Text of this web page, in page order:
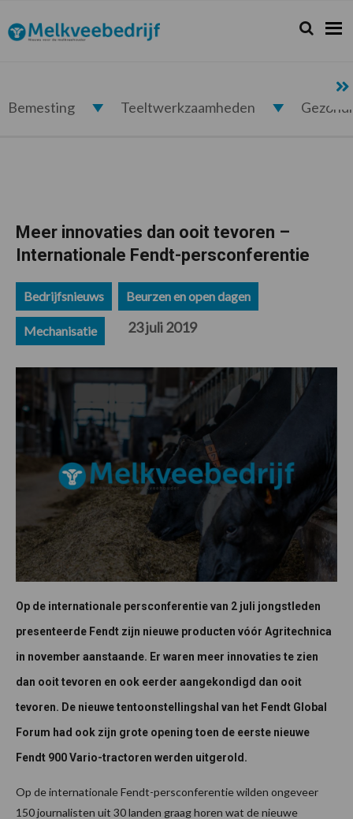
de
hoofdnavigatie
de
hoofd
de
eerste
de
voettekst
Melkveebedrijf.nl Zoeken...
Zoek
Bemesting Teeltwerkzaamheden
Meer innovaties dan ooit tevoren –
Internationale Fendt-persconferentie
Bedrijfsnieuws Beurzen en open dagen
Mechanisatie 23 juli 2019
Op de internationale persconferentie van 2 juli jongstleden
presenteerde Fendt zijn nieuwe producten vóór Agritechnica
in november aanstaande. Er waren meer innovaties te zien
dan ooit tevoren en ook eerder aangekondigd dan ooit
tevoren. De nieuwe tentoonstellingshal van het Fendt Global
Forum had ook zijn grote opening toen de eerste nieuwe
Fendt 900 Vario-tractoren werden uitgerold.
Op de internationale Fendt-persconferentie wilden ongeveer
150 journalisten uit 30 landen graag horen wat de nieuwe